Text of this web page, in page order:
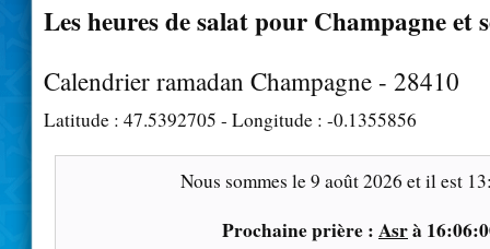
Les heures de salat pour Champagne et
Calendrier ramadan Champagne - 28410
Latitude : 47.5392705 - Longitude : -0.1355856
Nous sommes le9 août 2026 et il est
Prochaine prière : Asrà